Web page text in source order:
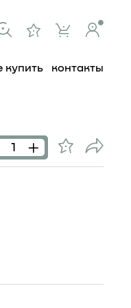
купить контакты